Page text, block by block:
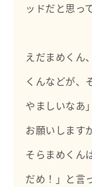
ッドだと思っ
えだまめくん
くんなどが、
やましいなあ
お願いします
そらまめくん
だめ！」と言